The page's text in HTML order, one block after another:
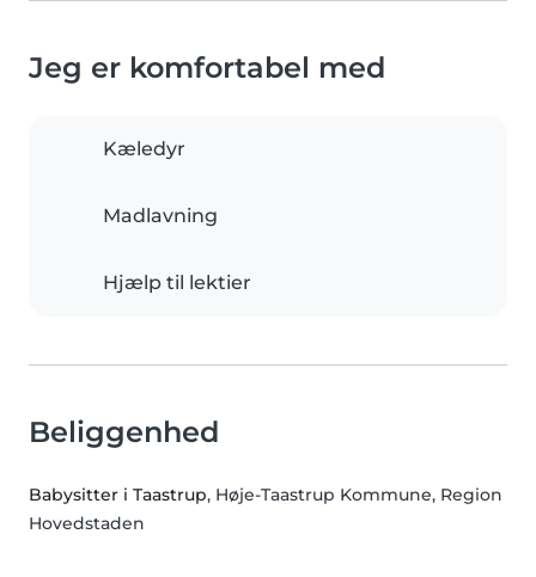
Jeg er komfortabel med
Kæledyr
Madlavning
Hjælp til lektier
Beliggenhed
Babysitter i Taastrup, Høje-Taastrup Kommune, Region
Hovedstaden